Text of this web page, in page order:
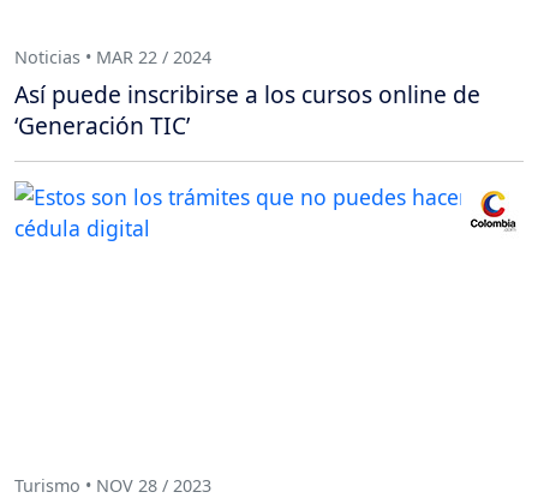
Noticias • MAR 22 / 2024
Así puede inscribirse a los cursos online de
‘Generación TIC’
Turismo • NOV 28 / 2023